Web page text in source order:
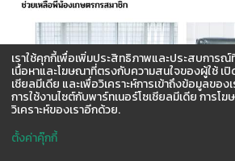
เราใช้คุกกี้เพื่อเพิ่มประสิทธิภาพและประสบการณ์
เนื้อหาและโฆษณาที่ตรงกับความสนใจของผู้ใช้ เ
เชียลมีเดีย และเพื่อวิเคราะห์การเข้าถึงข้อมูลขอ
การใช้งานไซต์กับพาร์ทเนอร์โซเชียลมีเดีย การโ
วิเคราะห์ของเราอีกด้วย.
ตั้งค่าคุ๊กกี้